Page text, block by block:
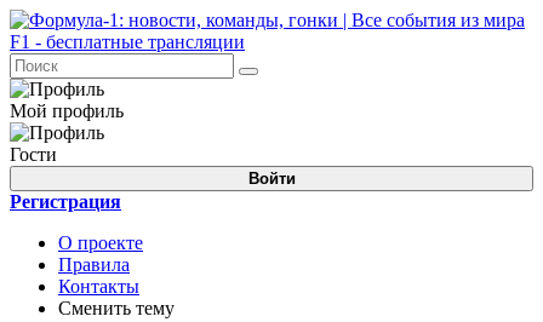
Мой профиль
Гости
Войти
Регистрация
О проекте
Правила
Контакты
Сменить тему